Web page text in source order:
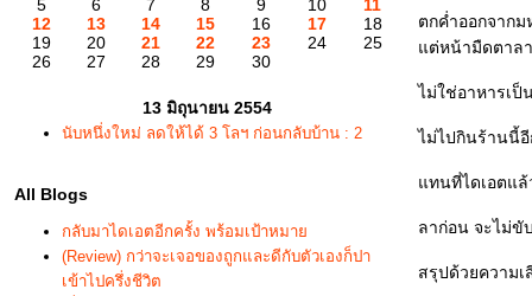
5
6 7 8 9 10
11
12
13 14 15 16 17
18
19
20 21 22 23 24
25
26
27 28 29 30
13 มิถุนายน 2554
นับหนึ่งใหม่ ลดให้ได้ 3 โลฯ ก่อนกลับบ้าน : 2
All Blogs
กลับมาไดเอตอีกครั้ง พร้อมเป้าหมา
(Review) กว่าจะเจอของถูกและดีกับตัวเองก็ปา
เข้าไปครึ่งชีวิต
ตกค่ำออกจาก
ต่หน้ามืดตา
ไม่ใช่อาหารเป็
ไม่ไปกินร้านนี้อี
ทนที่ไดเอตแล้
ลาก่อน จะไม่ขั
สรุปด้วยความเ